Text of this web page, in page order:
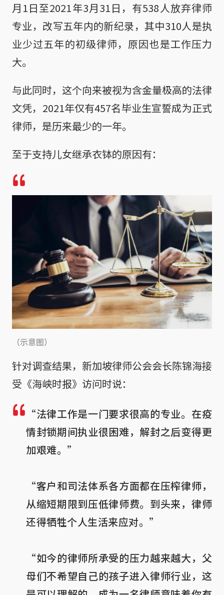
月1日至2021年3月31日，有538人放弃律师
专业，改写五年内的新纪录，其中310人是执
业少过五年的初级律师，原因也是工作压力
大。
与此同时，这个向来被视为含金量极高的法律
文凭，2021年仅有457名毕业生宣誓成为正式
律师，是历来最少的一年。
至于支持儿女继承衣钵的原因有：
（示意图）
针对调查结果，新加坡律师公会会长陈锦海接
受《海峡时报》访问时说：
“法律工作是一门要求很高的专业。在疫
情封锁期间执业很困难，解封之后变得更
加艰难。”
“客户和司法体系各方面都在压榨律师，
从缩短期限到压低律师费。到头来，律师
还得牺牲个人生活来应对。”
“如今的律师所承受的压力越来越大，父
母们不希望自己的孩子进入律师行业，这